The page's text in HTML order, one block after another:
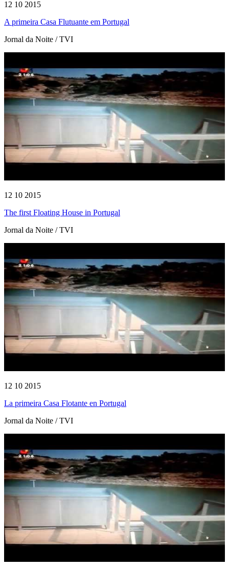
12 10 2015
A primeira Casa Flutuante em Portugal
Jornal da Noite / TVI
12 10 2015
The first Floating House in Portugal
Jornal da Noite / TVI
12 10 2015
La primeira Casa Flotante en Portugal
Jornal da Noite / TVI